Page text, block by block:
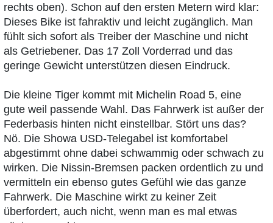
rechts oben). Schon auf den ersten Metern wird klar:
Dieses Bike ist fahraktiv und leicht zugänglich. Man
fühlt sich sofort als Treiber der Maschine und nicht
als Getriebener. Das 17 Zoll Vorderrad und das
geringe Gewicht unterstützen diesen Eindruck.
Die kleine Tiger kommt mit Michelin Road 5, eine
gute weil passende Wahl. Das Fahrwerk ist außer der
Federbasis hinten nicht einstellbar. Stört uns das?
Nö. Die Showa USD-Telegabel ist komfortabel
abgestimmt ohne dabei schwammig oder schwach zu
wirken. Die Nissin-Bremsen packen ordentlich zu und
vermitteln ein ebenso gutes Gefühl wie das ganze
Fahrwerk. Die Maschine wirkt zu keiner Zeit
überfordert, auch nicht, wenn man es mal etwas